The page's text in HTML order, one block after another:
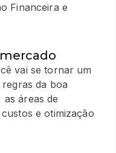
Financeira e
vai se tornar um
da boa
áreas de
e otimização